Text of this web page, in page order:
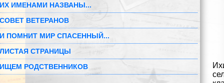
ИХ ИМЕНАМИ НАЗВАНЫ...
СОВЕТ ВЕТЕРАНОВ
И ПОМНИТ МИР СПАСЕННЫЙ...
ЛИСТАЯ СТРАНИЦЫ
ИЩЕМ РОДСТВЕННИКОВ